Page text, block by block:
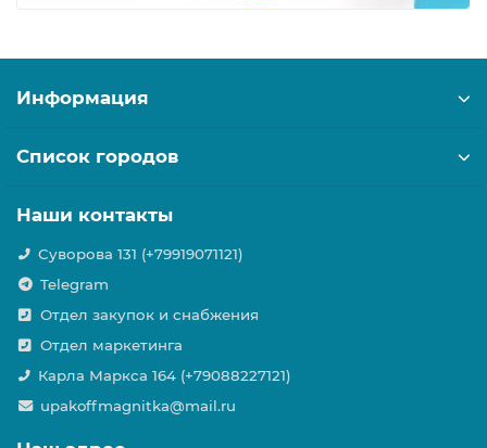
Информация
Список городов
Наши контакты
Суворова 131 (+79919071121)
Telegram
Отдел закупок и снабжения
Отдел маркетинга
Карла Маркса 164 (+79088227121)
upakoffmagnitka@mail.ru